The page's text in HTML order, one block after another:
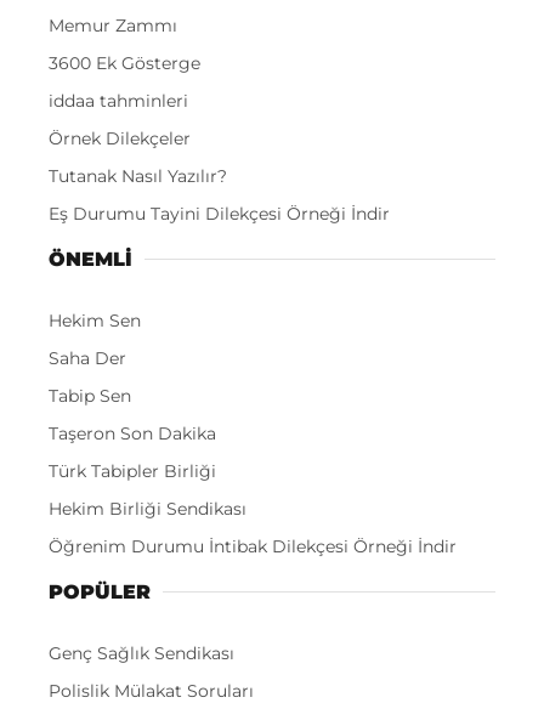
Memur Zammı
3600 Ek Gösterge
iddaa tahminleri
Örnek Dilekçeler
Tutanak Nasıl Yazılır?
Eş Durumu Tayini Dilekçesi Örneği İndir
ÖNEMLI
Hekim Sen
Saha Der
Tabip Sen
Taşeron Son Dakika
Türk Tabipler Birliği
Hekim Birliği Sendikası
Öğrenim Durumu İntibak Dilekçesi Örneği İndir
POPÜLER
Genç Sağlık Sendikası
Polislik Mülakat Soruları